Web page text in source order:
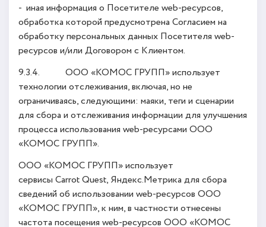
- иная информация о Посетителе web-ресурсов,
обработка которой предусмотрена Согласием на
обработку персональных данных Посетителя web-
ресурсов и/или Договором с Клиентом.
9.3.4. ООО «КОМОС ГРУПП» использует
технологии отслеживания, включая, но не
ограничиваясь, следующими: маяки, теги и сценарии
для сбора и отслеживания информации для улучшения
процесса использования web-ресурсами ООО
«КОМОС ГРУПП».
ООО «КОМОС ГРУПП» использует
сервисы Carrot Quest, Яндекс.Метрика для сбора
сведений об использовании web-ресурсов ООО
«КОМОС ГРУПП», к ним, в частности отнесены
частота посещения web-ресурсов ООО «КОМОС